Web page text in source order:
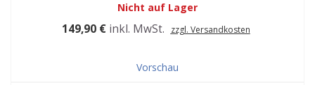
Nicht auf Lager
149,90 € inkl. MwSt. zzgl. Versandkosten
Vorschau